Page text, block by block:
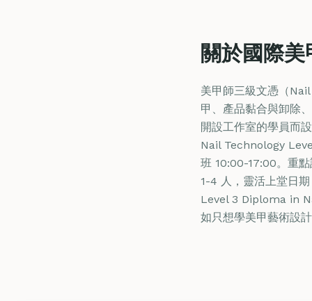
關於國際
美甲師三級文憑（
甲、產品黏合與卸除
開設工作室的學員而
Nail Technology
班 10:00-17:00。重
1-4 人，靈活上堂日
Level 3 Diploma in
如只想學美甲藝術設